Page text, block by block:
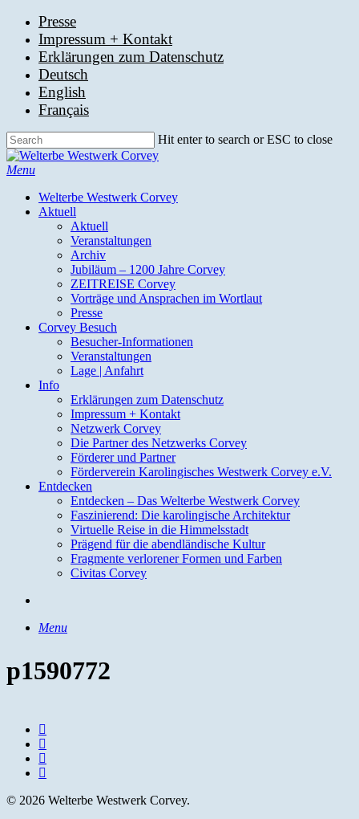
Skip
content
Presse
Impressum + Kontakt
Erklärungen zum Datenschutz
Deutsch
English
Français
Hit enter to search or ESC to close
Close
Search
search
Menu
Welterbe Westwerk Corvey
Aktuell
Aktuell
Veranstaltungen
Archiv
Jubiläum – 1200 Jahre Corvey
ZEITREISE Corvey
Vorträge und Ansprachen im Wortlaut
Presse
Corvey Besuch
Besucher-Informationen
Veranstaltungen
Lage | Anfahrt
Info
Erklärungen zum Datenschutz
Impressum + Kontakt
Netzwerk Corvey
Die Partner des Netzwerks Corvey
Förderer und Partner
Förderverein Karolingisches Westwerk Corvey e.V.
Entdecken
Entdecken – Das Welterbe Westwerk Corvey
Faszinierend: Die karolingische Architektur
Virtuelle Reise in die Himmelsstadt
Prägend für die abendländische Kultur
Fragmente verlorener Formen und Farben
Civitas Corvey
Menu
p1590772
facebook
youtube
instagram
email
© 2026 Welterbe Westwerk Corvey.